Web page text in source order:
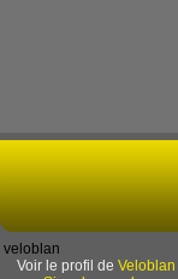
veloblan
Voir le profil deVeloblan